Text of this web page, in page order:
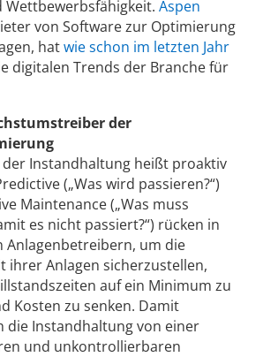
Aspen
von Software zur Optimierung
hatwie schon im letzten Jahr
digitalen Trends der Branche für
der
der Instandhaltung heißt proaktiv
(„Was wird passieren?“)
Maintenance („Was muss
es nicht passiert?“) rücken in
Anlagenbetreibern, um die
ihrer Anlagen sicherzustellen,
auf ein Minimum zu
Kosten zu senken. Damit
die Instandhaltung von einer
und unkontrollierbaren